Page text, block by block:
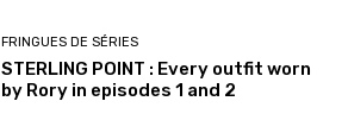
FRINGUES DE SÉRIES
STERLING POINT : Every outfit worn
by Rory in episodes 1 and 2